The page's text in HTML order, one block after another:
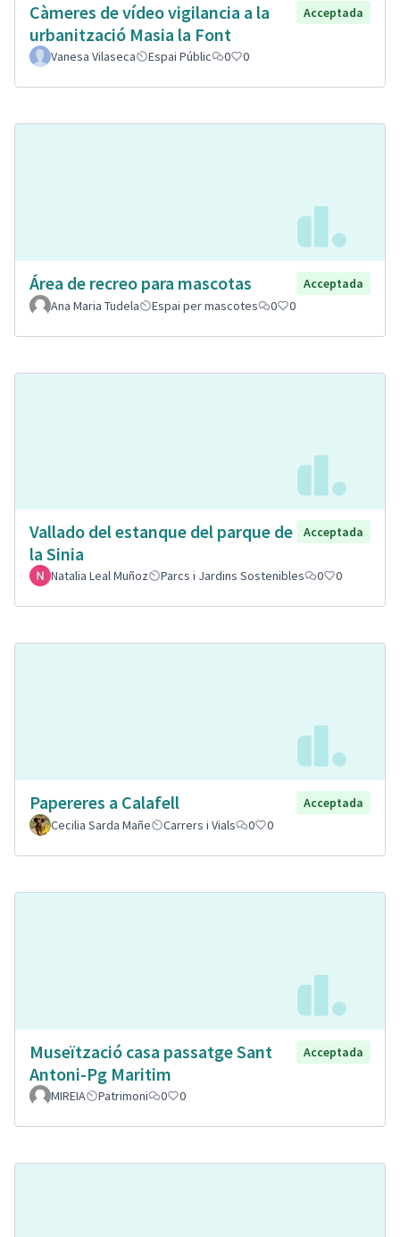
Càmeres de vídeo vigilancia a la
urbanització Masia la Font
Acceptada
Vanesa Vilaseca Espai Públic 0 0
Área de recreo para mascotas
Acceptada
Ana Maria Tudela
Espai per mascotes 0 0
Vallado del estanque del parque de
la Sinia
Acceptada
Natalia Leal Muñoz Parcs i Jardins Sostenibles 0 0
Papereres a Calafell
Acceptada
Cecilia Sarda Mañe
Carrers i Vials 0 0
Museïtzació casa passatge Sant
Antoni-Pg Maritim
Acceptada
MIREIA Patrimoni 0 0